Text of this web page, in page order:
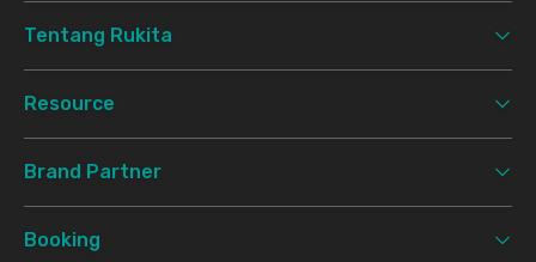
Tentang Rukita
Resource
Brand Partner
Booking